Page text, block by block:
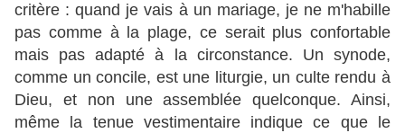
critère : quand je vais à un mariage, je ne m'habille
pas comme à la plage, ce serait plus confortable
mais pas adapté à la circonstance. Un synode,
comme un concile, est une liturgie, un culte rendu à
Dieu, et non une assemblée quelconque. Ainsi,
même la tenue vestimentaire indique ce que le